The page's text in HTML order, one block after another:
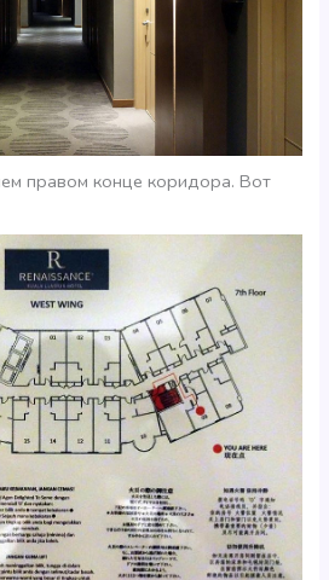
правом конце коридора. Вот